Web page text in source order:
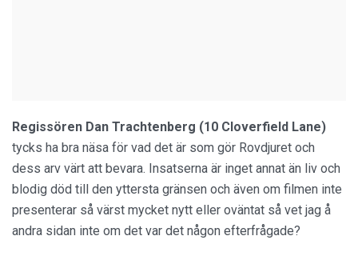
Regissören Dan Trachtenberg (10 Cloverfield Lane)
tycks ha bra näsa för vad det är som gör Rovdjuret och
dess arv värt att bevara. Insatserna är inget annat än liv och
blodig död till den yttersta gränsen och även om filmen inte
presenterar så värst mycket nytt eller oväntat så vet jag å
andra sidan inte om det var det någon efterfrågade?